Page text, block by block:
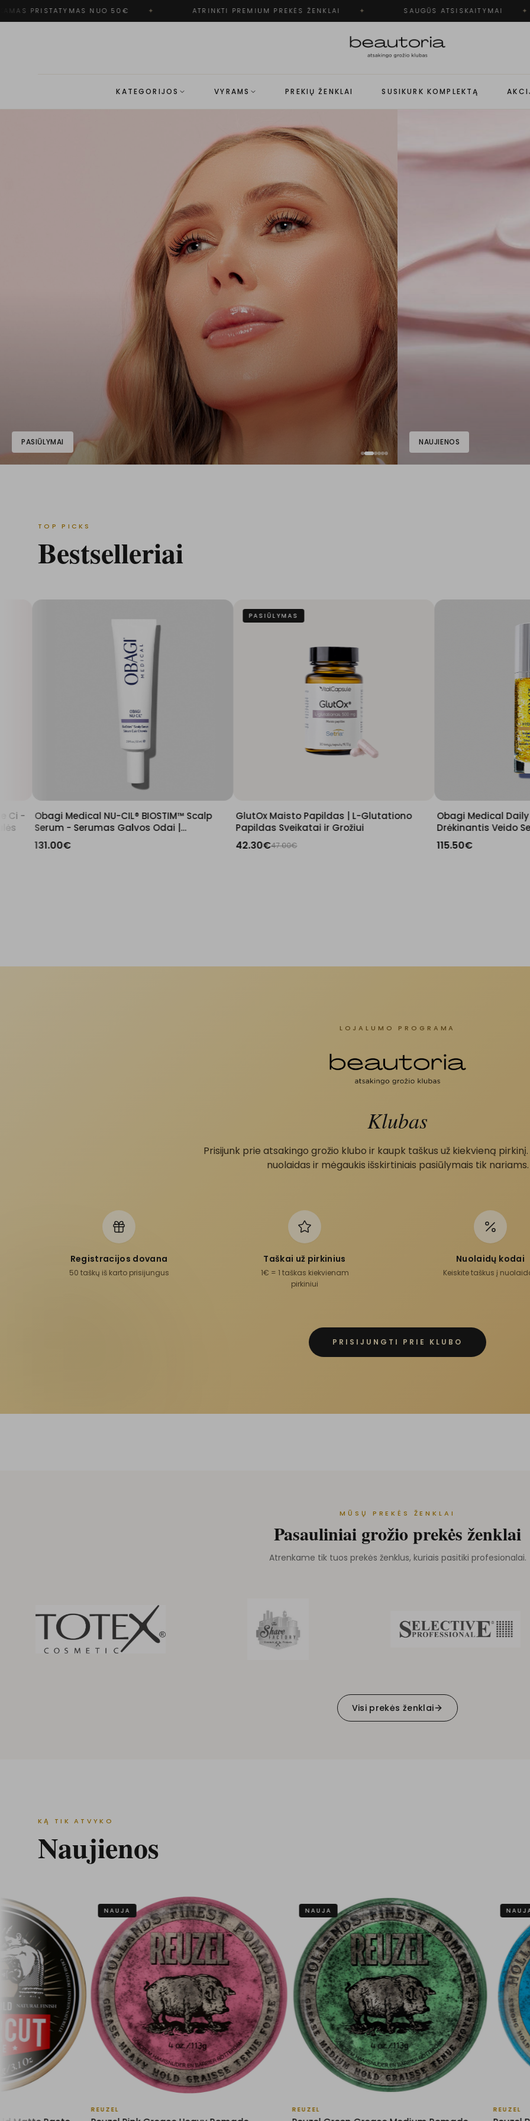
PRISTATYMAS NUO 50€ ✦ ATRINKTI PREMIUM PREKĖS ŽENKLAI ✦ SAUGŪS ATSISKAITYMAI ✦
KATEGORIJOS VYRAMS PREKIŲ ŽENKLAI SUSIKURK KOMPLEKTĄ
PASIŪLYMAI NAUJIENOS
TOP PICKS
Bestselleriai
NU-CIL® BIOSTIM™ Scalp
Galvos Odai |
Augimą
GlutOx Maisto Papildas | L-Glutationo
Papildas Sveikatai ir Grožiui
Obagi Medical Daily Hydro-Drops -
Drėkinantis Veido Serumas
LOJALUMO PROGRAMA
Klubas
Prisijunk prie atsakingo grožio klubo ir kaupk taškus už kiekvieną
nuolaidas ir mėgaukis išskirtiniais pasiūlymais tik nariams.
Registracijos dovana
50 taškų iš karto prisijungus
Taškai už pirkinius
1€ = 1 taškas kiekvienam
pirkiniui
Nuolaidų kodai
Keiskite taškus į
PRISIJUNGTI PRIE KLUBO
MŪSŲ PREKĖS ŽENKLAI
Pasauliniai grožio prekės ženklai
Atrenkame tik tuos prekės ženklus, kuriais pasitiki profesionalai.
Visi prekės ženklai
KĄ TIK ATVYKO
Naujienos
NAUJA NAUJA